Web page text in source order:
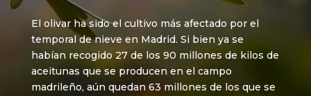
El olivar ha sido el cultivo más afectado por el
temporal de nieve en Madrid. Si bien ya se
habían recogido 27 de los 90 millones de kilos de
aceitunas que se producen en el campo
madrileño, aún quedan 63 millones de los que se